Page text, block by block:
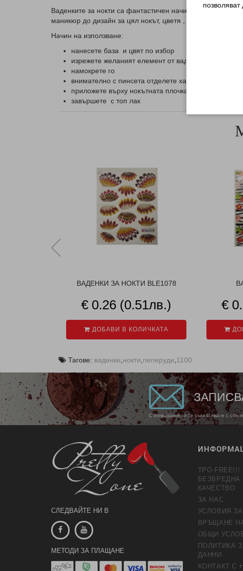
Ваденките за нокти са фантастичен начин да се
маникюр до дизайн за цял нокът, цветя , сърца или
Начин на използване:
нанесете база и цвят по избор
изрежете желаният елемент от ваденката
намокрете го
внимателно с пинсета отделете хартиеният слой
приложете върху нокътната плочка и притиснете
завършете с топ лак
ВАДЕНКИ ЗА НОКТИ BLE1078
€ 0.26 (0.51лв.)
ДОБАВИ В КОЛИЧКАТА
€
Тагове: ваденки нокти пеперуди 1100
С изпращането се съгласявате с
СЛЕДВАЙТЕ НИ В
МЕТОДИ ЗА ПЛАЩАНЕ
TPO-FREE!!!
КАЧЕСТВО
ЗА НАС
УСЛОВИЯ
ВРЪЩАНЕ
ОБЩИ
ПОЛИТИКА
ДАННИ
КОНТАКТ С